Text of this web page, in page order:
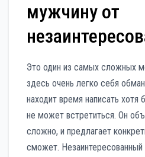
мужчину от
Это один из самых сложных
здесь очень легко себя
находит время написать
не может встретиться. Он
сложно, и предлагает
сможет.